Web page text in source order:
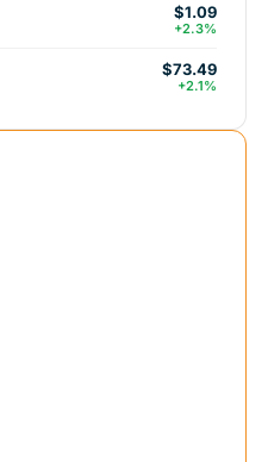
$1.09
+2.3%
$73.49
+2.1%